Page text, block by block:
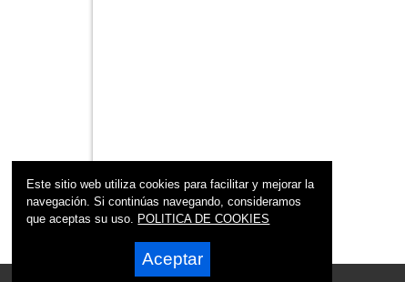
Este sitio web utiliza cookies para facilitar y mejorar la
navegación. Si continúas navegando, consideramos
que aceptas su uso. POLITICA DE COOKIES
Aceptar